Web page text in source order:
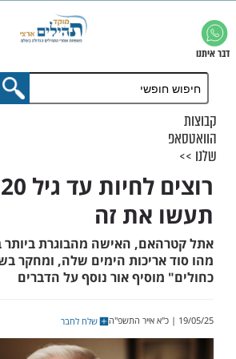
את זה
הימים שלה, ומחקר בשם
אור נוסף על הדברים